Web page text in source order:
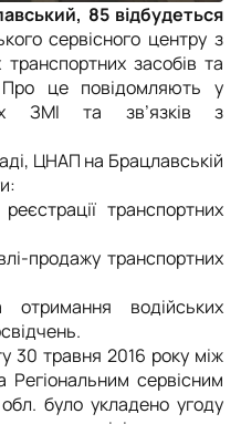
85 відбудеться
сервісного центру з
транспортних засобів та
Про це повідомляють у
ЗМІ та зв’язків з
ЦНАП на Брацлавській
транспортних
продажу транспортних
отримання водійських
30 травня 2016 року між
Регіональним сервісним
було укладено угоду